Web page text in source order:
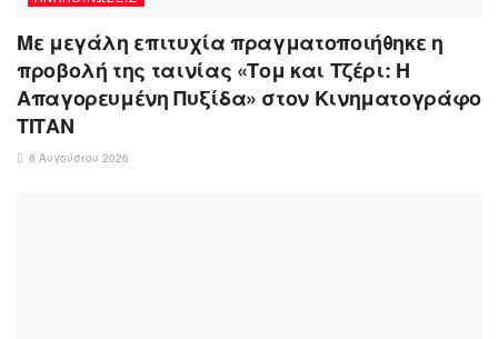
Με μεγάλη επιτυχία πραγματοποιήθηκε η
προβολή της ταινίας «Τομ και Τζέρι: Η
Απαγορευμένη Πυξίδα» στον Κινηματογράφο
ΤΙΤΑΝ
8 Αυγούστου 2026